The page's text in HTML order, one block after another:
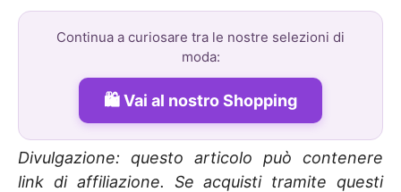
Continua a curiosare tra le nostre selezioni di
moda:
Vai al nostro Shopping
Divulgazione: questo articolo può contenere
link di affiliazione. Se acquisti tramite questi